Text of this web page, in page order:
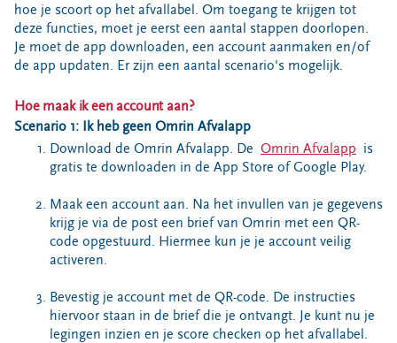
Ons verhaal
Nieuws
Over Omrin
Hier werken we aan
Ecopark De Wierde
Projecten
Contact
Klantenservice SYP
VeeIgestelde vragen
hoe je scoort op het afvallabel. Om toegang te krijgen tot
deze functies, moet je eerst een aantal stappen doorlopen.
Je moet de app downloaden, een account aanmaken en/of
de app updaten. Er zijn een aantal scenario's mogelijk.
Hoe maak ik een account aan?
Scenario 1: Ik heb geen Omrin Afvalapp
Download de Omrin Afvalapp. De Omrin Afvalapp is
gratis te downloaden in de App Store of Google Play.
Maak een account aan. Na het invullen van je gegevens
krijg je via de post een brief van Omrin met een QR-
code opgestuurd. Hiermee kun je je account veilig
activeren.
Bevestig je account met de QR-code. De instructies
hiervoor staan in de brief die je ontvangt. Je kunt nu je
legingen inzien en je score checken op het afvallabel.